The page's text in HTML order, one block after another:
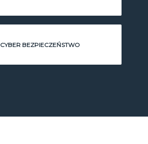
CYBER BEZPIECZEŃSTWO